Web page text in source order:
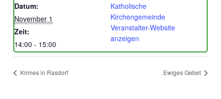
Datum:
November 1
Zeit:
14:00 - 15:00
Katholische
Kirchengemeinde
Veranstalter-Website
anzeigen
Kirmes in Rasdorf Ewiges Gebet